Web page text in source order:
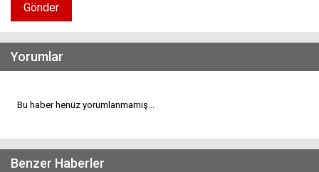
Gönder
Yorumlar
Bu haber henüz yorumlanmamış...
Benzer Haberler